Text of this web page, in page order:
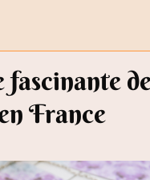
fascinante
France